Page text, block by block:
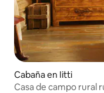
Cabaña en Iitti
Casa de campo rural